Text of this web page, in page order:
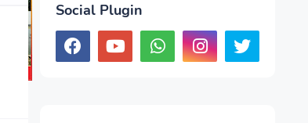
Social Plugin